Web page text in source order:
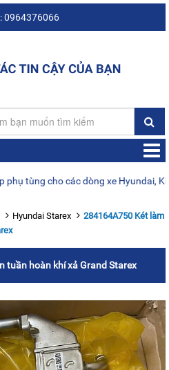
0964376066
cho các dòng xe Hyundai, Kia,
Hyundai Starex
284164A750 Két làm
tuần hoàn khí xả Grand Starex